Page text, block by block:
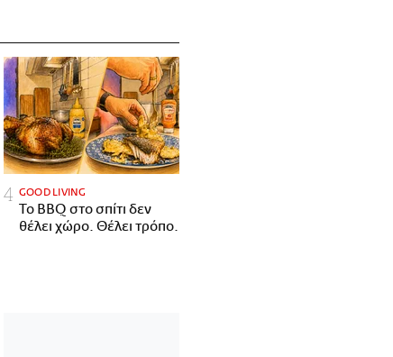
GOOD LIVING
Το BBQ στο σπίτι δεν
θέλει χώρο. Θέλει τρόπο.